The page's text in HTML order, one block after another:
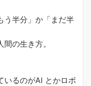
う半分」か「まだ半
の生き方。
いるのがAI とかロボ